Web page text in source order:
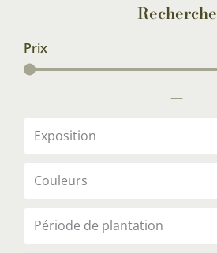
Recherche
Prix
—
Exposition
Couleurs
Période de plantation